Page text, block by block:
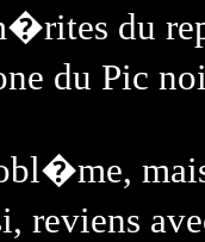
du
du Pic
reviens